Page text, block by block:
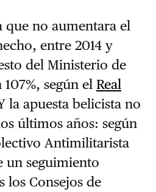
que no aumentara el
entre 2014 y
del Ministerio de
según el Real
la apuesta belicista no
últimos años: según
Antimilitarista
un seguimiento
los Consejos de